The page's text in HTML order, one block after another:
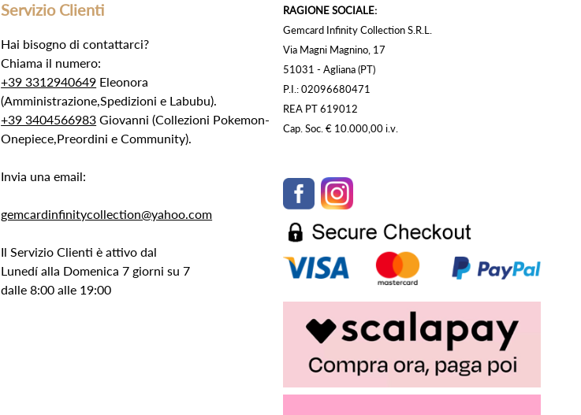
Servizio Clienti
Hai bisogno di contattarci?
Chiama il numero:
+39 3312940649 Eleonora
(Amministrazione,Spedizioni e Labubu).
+39 3404566983 Giovanni (Collezioni Pokemon-
Onepiece,Preordini e Community).
Invia una email:
gemcardinfinitycollection@yahoo.com
Il Servizio Clienti è attivo dal
Lunedí alla Domenica 7 giorni su 7
dalle 8:00 alle 19:00
RAGIONE SOCIALE:
Gemcard Infinity Collection S.R.L.
Via Magni Magnino, 17
51031 - Agliana (PT)
P.I.: 02096680471
REA PT 619012
Cap. Soc. € 10.000,00 i.v.